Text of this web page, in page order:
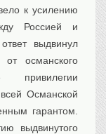
к усилению
Россией и
выдвинул
османского
привилегии
Османской
гарантом.
выдвинутого